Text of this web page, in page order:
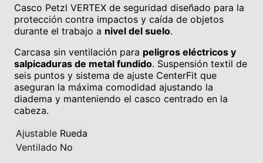
Casco Petzl VERTEX de seguridad diseñado para la
protección contra impactos y caída de objetos
durante el trabajo a nivel del suelo.
Carcasa sin ventilación para peligros eléctricos y
salpicaduras de metal fundido. Suspensión textil de
seis puntos y sistema de ajuste CenterFit que
aseguran la máxima comodidad ajustando la
diadema y manteniendo el casco centrado en la
cabeza.
Ajustable Rueda
Ventilado No